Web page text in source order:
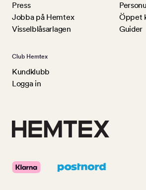
Press
Jobba på Hemtex
Visselblåsarlagen
Öppet
Guider
Club Hemtex
Kundklubb
Logga in